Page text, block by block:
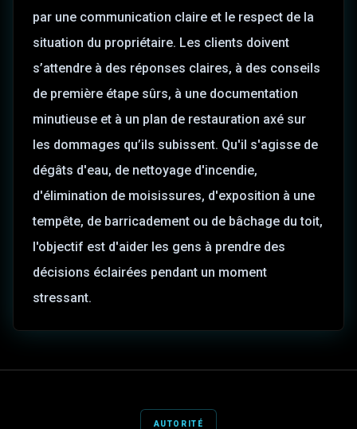
par une communication claire et le respect de la
situation du propriétaire. Les clients doivent
s’attendre à des réponses claires, à des conseils
de première étape sûrs, à une documentation
minutieuse et à un plan de restauration axé sur
les dommages qu’ils subissent. Qu'il s'agisse de
dégâts d'eau, de nettoyage d'incendie,
d'élimination de moisissures, d'exposition à une
tempête, de barricadement ou de bâchage du toit,
l'objectif est d'aider les gens à prendre des
décisions éclairées pendant un moment
stressant.
AUTORITÉ